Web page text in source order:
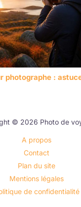
photographe :
© 2026 Photo de
A propos
Contact
Plan du site
Mentions légales
de confidentialité